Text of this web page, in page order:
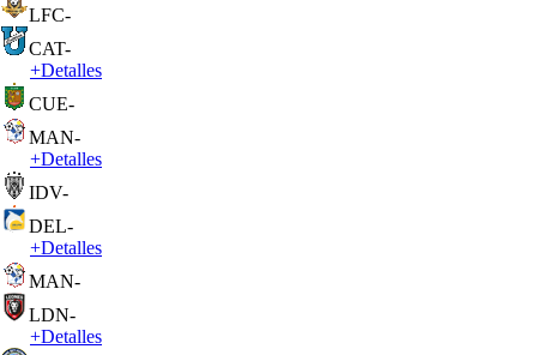
LFC-
CAT-
+Detalles
CUE-
MAN-
+Detalles
IDV-
DEL-
+Detalles
MAN-
LDN-
+Detalles